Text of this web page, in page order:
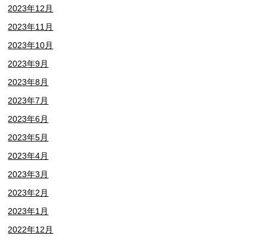
2023年12月
2023年11月
2023年10月
2023年9月
2023年8月
2023年7月
2023年6月
2023年5月
2023年4月
2023年3月
2023年2月
2023年1月
2022年12月